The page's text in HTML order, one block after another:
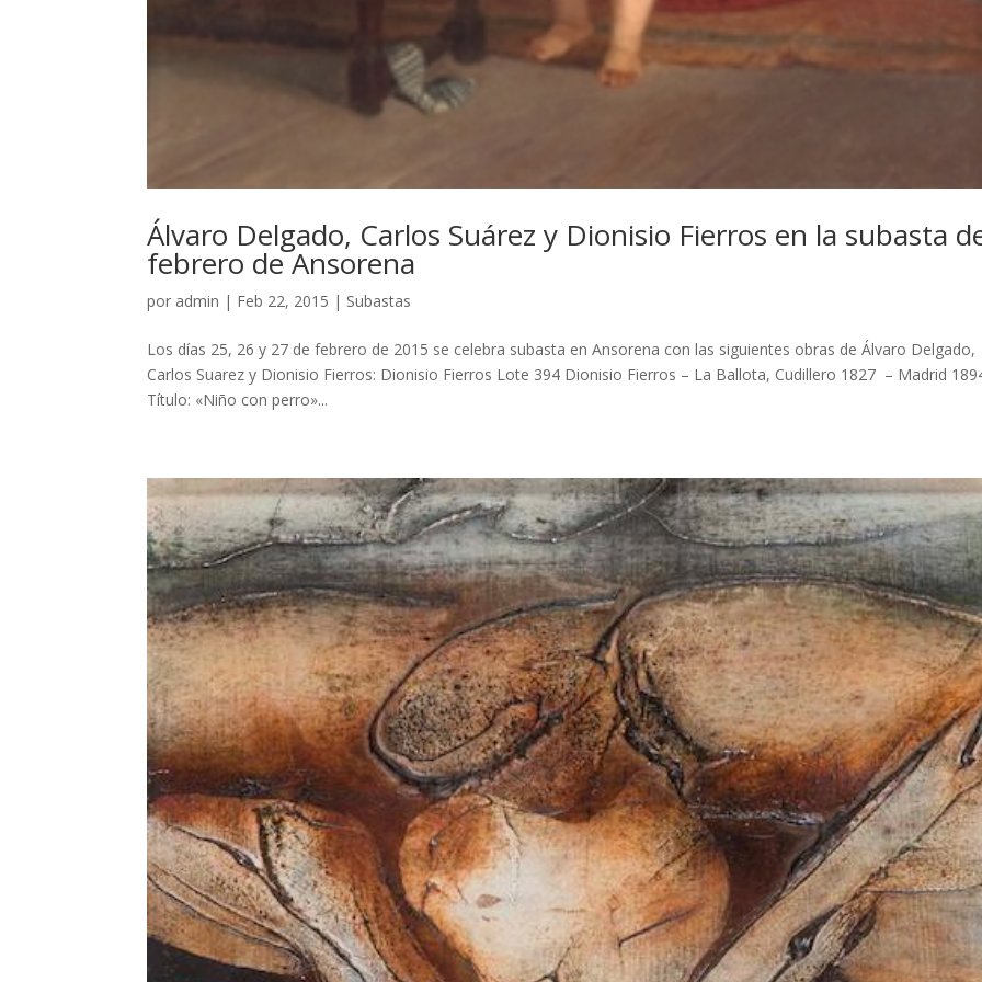
Álvaro Delgado, Carlos Suárez y Dionisio Fierros en la subasta
febrero de Ansorena
por admin | Feb 22, 2015 | Subastas
Los días 25, 26 y 27 de febrero de 2015 se celebra subasta en Ansorena con las siguientes obras de Álvaro Delgado,
Carlos Suarez y Dionisio Fierros: Dionisio Fierros Lote 394 Dionisio Fierros – La Ballota, Cudillero 1827 – Madrid
Título: «Niño con perro»...